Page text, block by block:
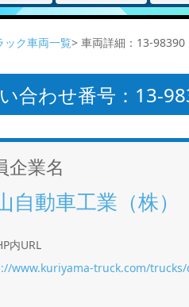
ック車両一覧> 車両詳細：13-
合わせ番号：13-
企業名
自動車工業（株）
内URL
www.kuriyama-truck.com/